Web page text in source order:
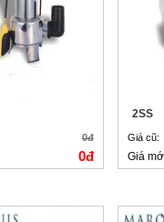
0đ
0đ
2SS
Giá cũ:
Giá